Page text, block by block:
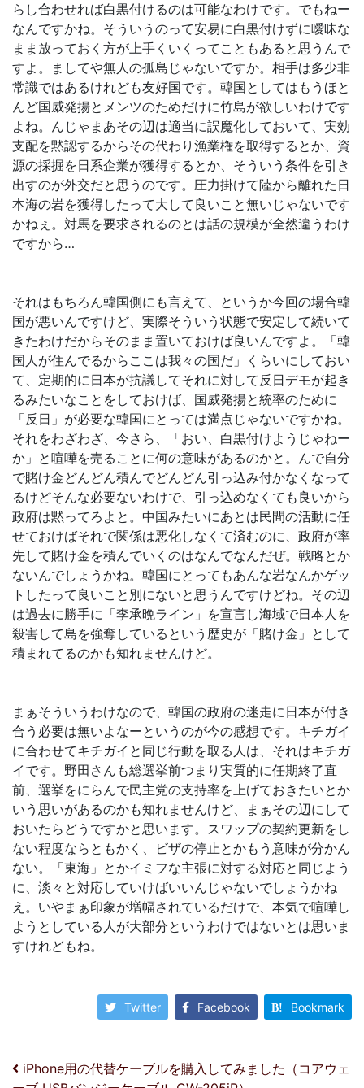
らし合わせれば白黒付けるのは可能なわけです。でもねー
なんですかね。そういうのって安易に白黒付けずに曖昧な
まま放っておく方が上手くいくってこともあると思うんで
すよ。ましてや無人の孤島じゃないですか。相手は多少非
常識ではあるけれども友好国です。韓国としてはもうほと
んど国威発揚とメンツのためだけに竹島が欲しいわけです
よね。んじゃまあその辺は適当に誤魔化しておいて、実効
支配を黙認するからその代わり漁業権を取得するとか、資
源の採掘を日系企業が獲得するとか、そういう条件を引き
出すのが外交だと思うのです。圧力掛けて陸から離れた日
本海の岩を獲得したって大して良いこと無いじゃないです
かねぇ。対馬を要求されるのとは話の規模が全然違うわけ
ですから…
それはもちろん韓国側にも言えて、というか今回の場合韓
国が悪いんですけど、実際そういう状態で安定して続いて
きたわけだからそのまま置いておけば良いんですよ。「韓
国人が住んでるからここは我々の国だ」くらいにしておい
て、定期的に日本が抗議してそれに対して反日デモが起き
るみたいなことをしておけば、国威発揚と統率のために
「反日」が必要な韓国にとっては満点じゃないですかね。
それをわざわざ、今さら、「おい、白黒付けようじゃねー
か」と喧嘩を売ることに何の意味があるのかと。んで自分
で賭け金どんどん積んでどんどん引っ込み付かなくなって
るけどそんな必要ないわけで、引っ込めなくても良いから
政府は黙ってろよと。中国みたいにあとは民間の活動に任
せておけばそれで関係は悪化しなくて済むのに、政府が率
先して賭け金を積んでいくのはなんでなんだぜ。戦略とか
ないんでしょうかね。韓国にとってもあんな岩なんかゲッ
トしたって良いこと別にないと思うんですけどね。その辺
は過去に勝手に「李承晩ライン」を宣言し海域で日本人を
殺害して島を強奪しているという歴史が「賭け金」として
積まれてるのかも知れませんけど。
まぁそういうわけなので、韓国の政府の迷走に日本が付き
合う必要は無いよなーというのが今の感想です。キチガイ
に合わせてキチガイと同じ行動を取る人は、それはキチガ
イです。野田さんも総選挙前つまり実質的に任期終了直
前、選挙をにらんで民主党の支持率を上げておきたいとか
いう思いがあるのかも知れませんけど、まぁその辺にして
おいたらどうですかと思います。スワップの契約更新をし
ない程度ならともかく、ビザの停止とかもう意味が分かん
ない。「東海」とかイミフな主張に対する対応と同じよう
に、淡々と対応していけばいいんじゃないでしょうかね
え。いやまぁ印象が増幅されているだけで、本気で喧嘩し
ようとしている人が大部分というわけではないとは思いま
すけれどもね。
Twitter Facebook Bookmark
投稿ナビゲーション
iPhone用の代替ケーブルを購入してみました（コアウェ